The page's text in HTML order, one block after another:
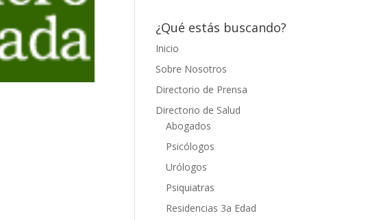
¿Qué estás buscando?
Inicio
Sobre Nosotros
Directorio de Prensa
Directorio de Salud
Abogados
Psicólogos
Urólogos
Psiquiatras
Residencias 3a Edad